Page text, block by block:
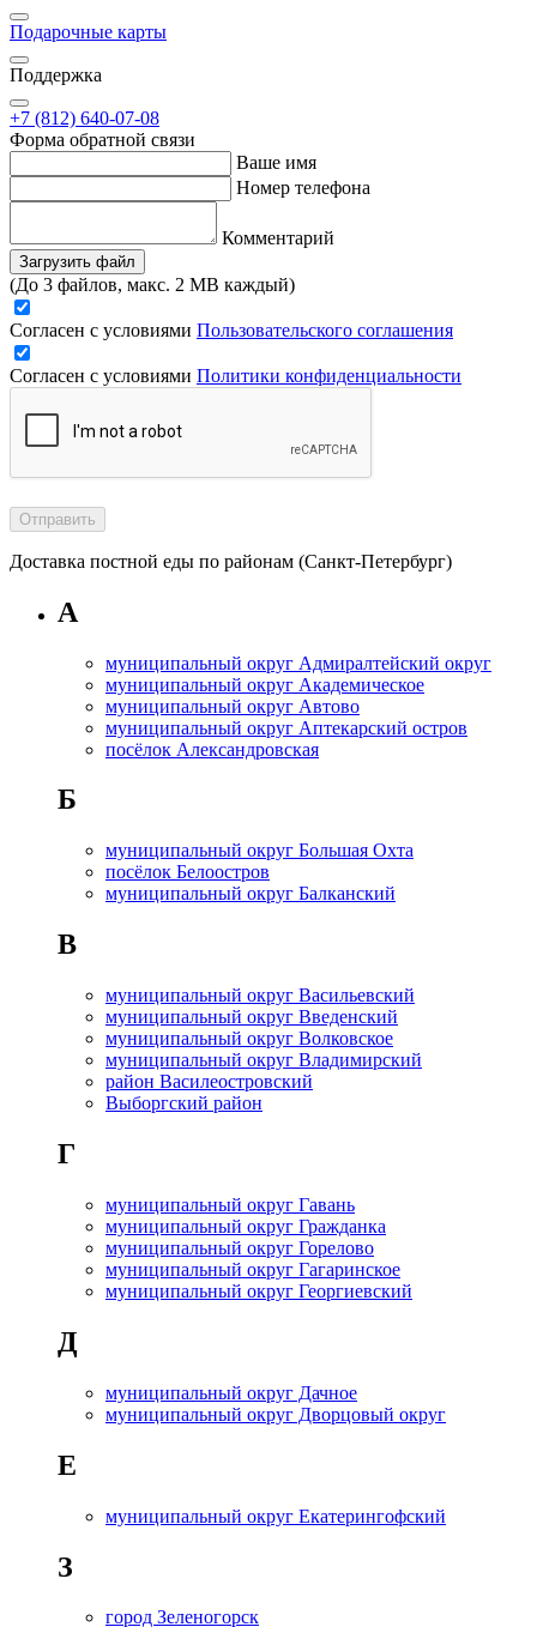
Подарочные карты
Поддержка
+7 (812) 640-07-08
Форма обратной связи
Ваше имя
Номер телефона
Комментарий
Загрузить файл
(До 3 файлов, макс. 2 MB каждый)
Согласен с условиями Пользовательского соглашения
Согласен с условиями Политики конфиденциальности
Отправить
Доставка постной еды по районам (Санкт-Петербург)
А
муниципальный округ Адмиралтейский округ
муниципальный округ Академическое
муниципальный округ Автово
муниципальный округ Аптекарский остров
посёлок Александровская
Б
муниципальный округ Большая Охта
посёлок Белоостров
муниципальный округ Балканский
В
муниципальный округ Васильевский
муниципальный округ Введенский
муниципальный округ Волковское
муниципальный округ Владимирский
район Василеостровский
Выборгский район
Г
муниципальный округ Гавань
муниципальный округ Гражданка
муниципальный округ Горелово
муниципальный округ Гагаринское
муниципальный округ Георгиевский
Д
муниципальный округ Дачное
муниципальный округ Дворцовый округ
Е
муниципальный округ Екатерингофский
З
город Зеленогорск